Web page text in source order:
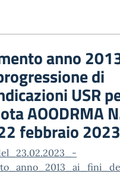
anno
di
USR
AOODRMA
febbraio